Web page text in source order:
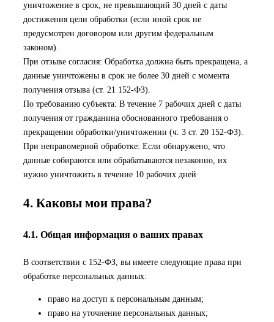
уничтожение в срок, не превышающий 30 дней с даты
достижения цели обработки (если иной срок не
предусмотрен договором или другим федеральным
законом).
При отзыве согласия: Обработка должна быть прекращена, а
данные уничтожены в срок не более 30 дней с момента
получения отзыва (ст. 21 152-ФЗ).
По требованию субъекта: В течение 7 рабочих дней с даты
получения от гражданина обоснованного требования о
прекращении обработки/уничтожении (ч. 3 ст. 20 152-ФЗ).
При неправомерной обработке: Если обнаружено, что
данные собираются или обрабатываются незаконно, их
нужно уничтожить в течение 10 рабочих дней
4. Каковы мои права?
4.1. Общая информация о ваших правах
В соответствии с 152-ФЗ, вы имеете следующие права при
обработке персональных данных:
право на доступ к персональным данным;
право на уточнение персональных данных;